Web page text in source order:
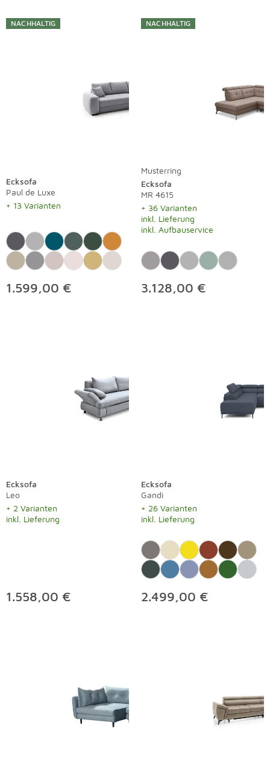
NACHHALTIG
Ecksofa
Paul de Luxe
+ 13 Varianten
1.599,00 €
NACHHALTIG
Musterring
Ecksofa
MR 4615
+ 36 Varianten
inkl. Lieferung
inkl. Aufbauservice
3.128,00 €
Ecksofa
Leo
+ 2 Varianten
inkl. Lieferung
1.558,00 €
Ecksofa
Gandi
+ 26 Varianten
inkl. Lieferung
2.499,00 €